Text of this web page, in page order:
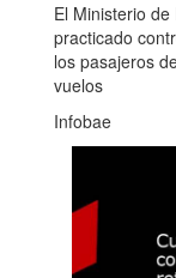
El Ministerio
practicado
los pasajeros
vuelos
Infobae